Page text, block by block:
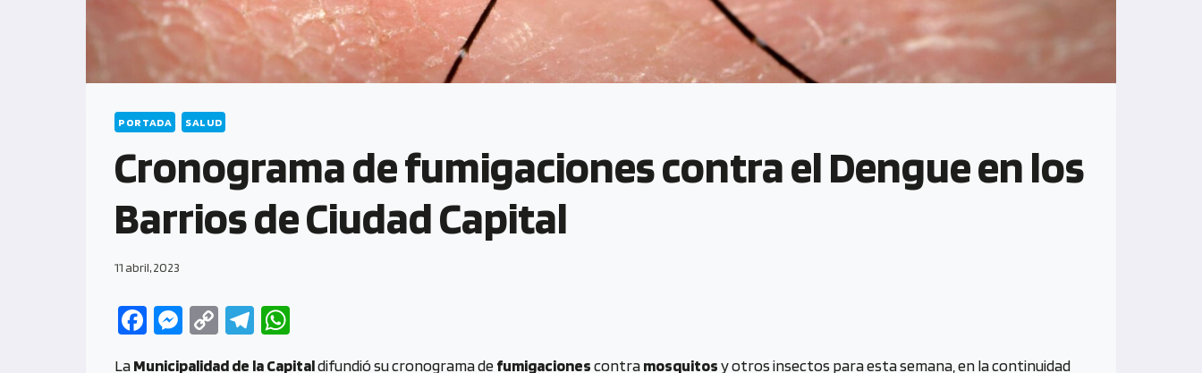
PORTADA SALUD
Cronograma de fumigaciones contra el Dengue en los
Barrios de Ciudad Capital
11 abril, 2023
Fa M
C
Te
LaMunicipalidad de la Capitaldifundió su cronograma defumigacionescontramosquitosy otros insectos para esta semana, en la continuidad